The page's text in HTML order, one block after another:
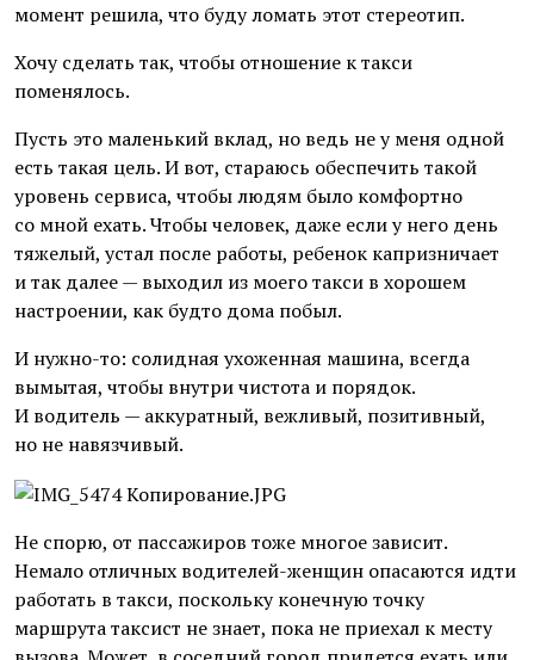
момент решила, что буду ломать этот стереотип.
Хочу сделать так, чтобы отношение к такси
поменялось.
Пусть это маленький вклад, но ведь не у меня одной
есть такая цель. И вот, стараюсь обеспечить такой
уровень сервиса, чтобы людям было комфортно
со мной ехать. Чтобы человек, даже если у него день
тяжелый, устал после работы, ребенок капризничает
и так далее — выходил из моего такси в хорошем
настроении, как будто дома побыл.
И нужно-то: солидная ухоженная машина, всегда
вымытая, чтобы внутри чистота и порядок.
И водитель — аккуратный, вежливый, позитивный,
но не навязчивый.
Не спорю, от пассажиров тоже многое зависит.
Немало отличных водителей-женщин опасаются идти
работать в такси, поскольку конечную точку
маршрута таксист не знает, пока не приехал к месту